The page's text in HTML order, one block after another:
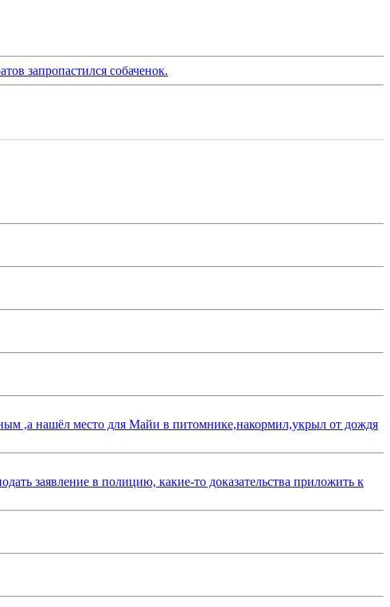
запропастился собаченок.
,а нашёл место для Майи в питомнике,накормил,укрыл от дождя
заявление в полицию, какие-то доказательства приложить к